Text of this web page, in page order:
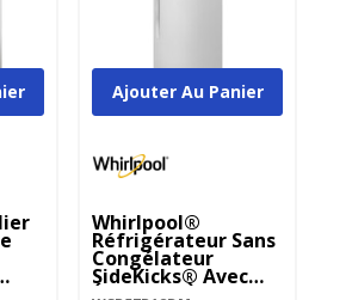
Whirlpool®
Réfrigérateur Sans
Congélateur
SideKicks® Avec
Éclairage À DEL - 31
Ajouter Au Panier